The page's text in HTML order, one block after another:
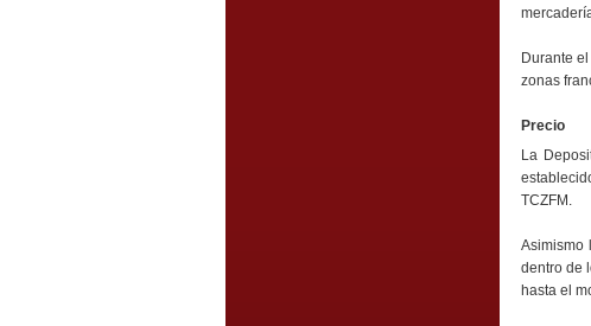
Durante
zonas
Precio
La
TCZFM.
Asimismo
dentro de
hasta el